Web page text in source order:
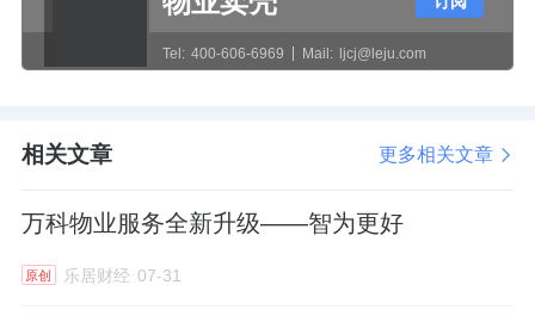
沟通，希望得到二股东的谅解。表达了满满的
务。兴业 银行三季度报显示，林腾蛟的阳光控
分，可出售获得近50亿元资金，这些资金可以
有效缓解阳光城的现金流压力。
Tel: 400-606-6969 Mail: ljcj@leju.com
相关文章 更多相关文章
万科物业服务全新升级——智为更好
原创 乐居财经 07-31